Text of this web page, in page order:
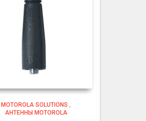
MOTOROLA SOLUTIONS ,
АНТЕННЫ MOTOROLA